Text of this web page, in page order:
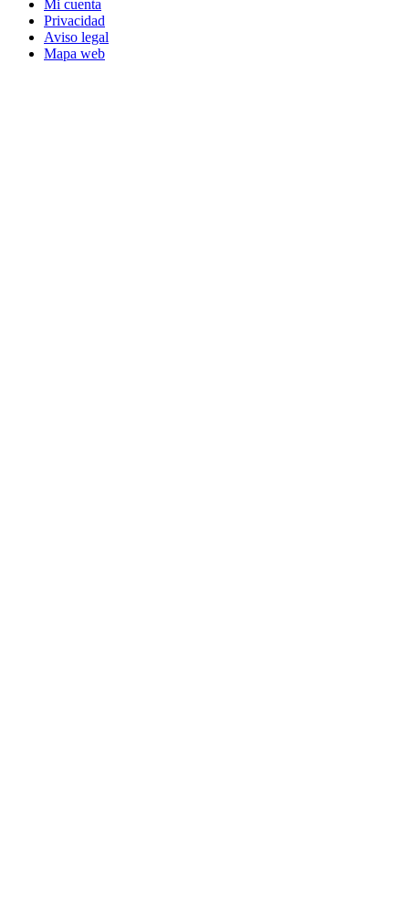
Mi cuenta
Privacidad
Aviso legal
Mapa web